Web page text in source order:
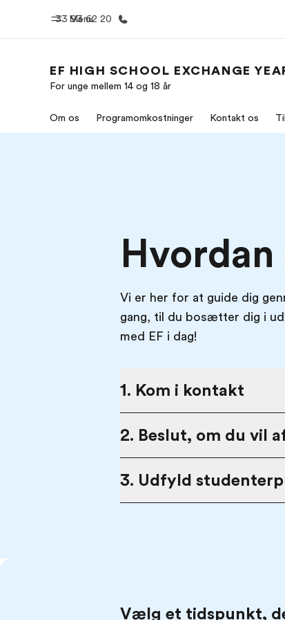
Menu
33 93 62 20
Velkommen til EF Se
EF HIGH SCHOOL EXCHANGE
For unge mellem 14 og 18 år
Om os Programomkostninger Kontakt os
Vi er her for at guide dig
gang, til du bosætter dig i
med EF i dag!
1. Kom i kontakt
2. Beslut, om du vil
3. Udfyld
Vælg et tidspunkt,